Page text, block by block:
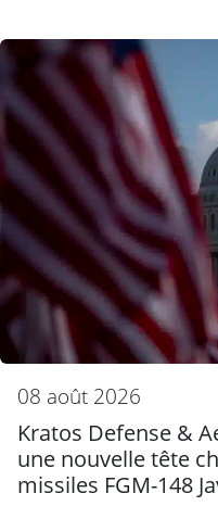
08 août 2026
Kratos Defense &
une nouvelle tête
missiles FGM-148